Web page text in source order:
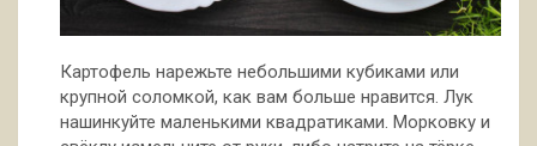
Картофель нарежьте небольшими кубиками или
крупной соломкой, как вам больше нравится. Лук
нашинкуйте маленькими квадратиками. Морковку и